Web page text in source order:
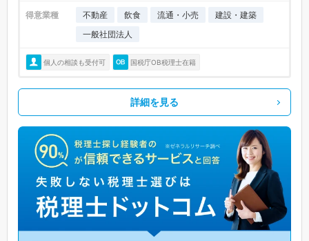
得意業種 不動産 飲食 流通・小売
建設・建築
一般社団法人
個人の相談も受付可 国税庁OB税理士在籍
詳細を見る